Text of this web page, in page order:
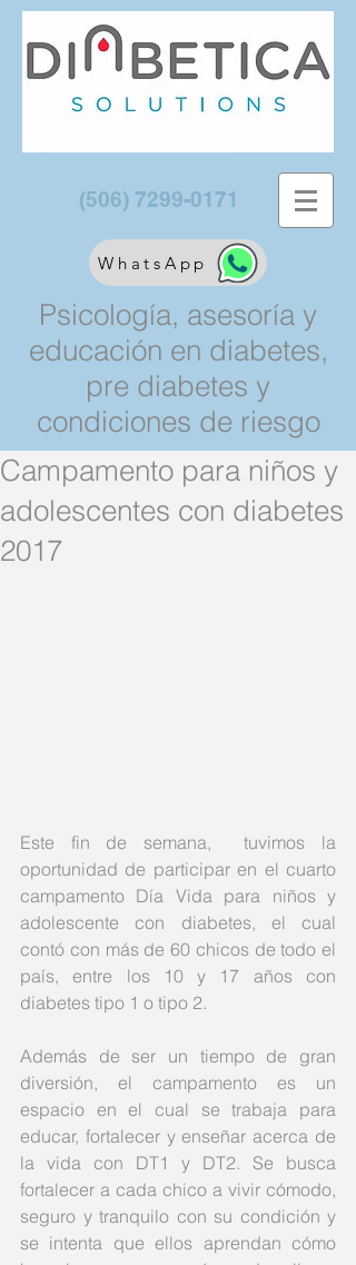
(506) 7299-0171
WhatsApp
Psicología, asesoría y
educación en diabetes,
pre diabetes y
condiciones de riesgo
Campamento para niños y
adolescentes con diabetes
2017
Este fin de semana,  tuvimos la
oportunidad de participar en el cuarto
campamento Día Vida para niños y
adolescente con diabetes, el cual
contó con más de 60 chicos de todo el
país, entre los 10 y 17 años con
diabetes tipo 1 o tipo 2.
Además de ser un tiempo de gran
diversión, el campamento es un
espacio en el cual se trabaja para
educar, fortalecer y enseñar acerca de
la vida con DT1 y DT2. Se busca
fortalecer a cada chico a vivir cómodo,
seguro y tranquilo con su condición y
se intenta que ellos aprendan cómo